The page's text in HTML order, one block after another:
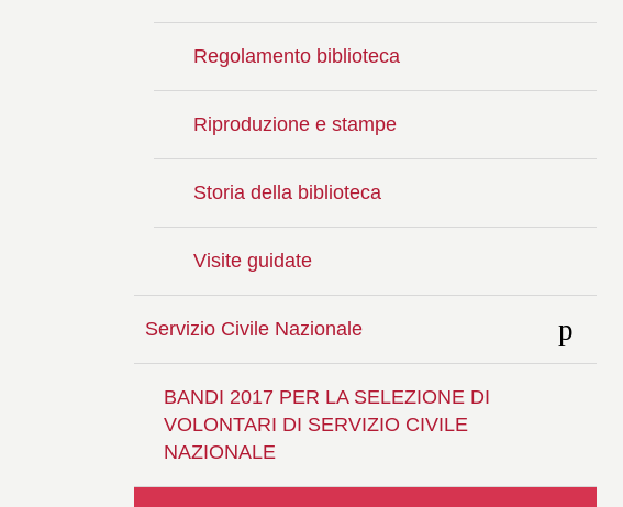
Regolamento biblioteca
Riproduzione e stampe
Storia della biblioteca
Visite guidate
Servizio Civile Nazionale
BANDI 2017 PER LA SELEZIONE DI
VOLONTARI DI SERVIZIO CIVILE
NAZIONALE